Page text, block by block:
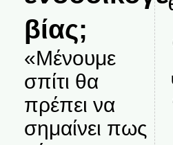
βίας;
«Μένουμε
σπίτι θα
πρέπει να
σημαίνει πως